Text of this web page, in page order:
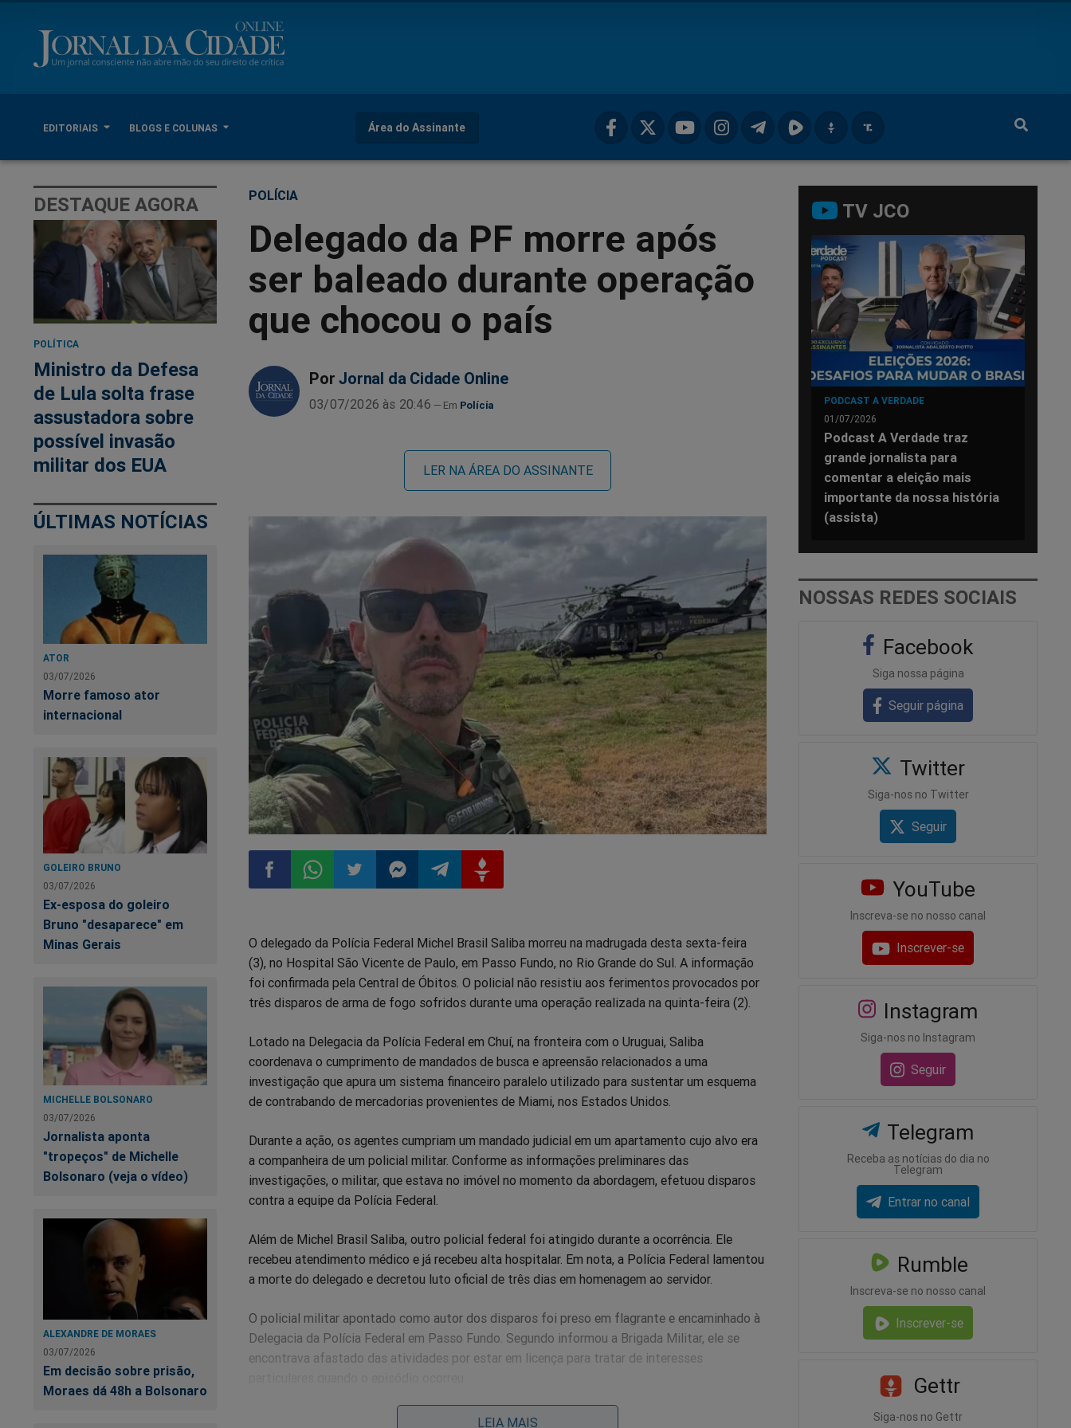
EDITORIAIS BLOGS E COLUNAS Área do Assinante
DESTAQUE AGORA
POLÍTICA
Ministro da Defesa
de Lula solta frase
assustadora sobre
possível invasão
militar dos EUA
ÚLTIMAS NOTÍCIAS
ATOR
03/07/2026
Morre famoso ator
internacional
GOLEIRO BRUNO
03/07/2026
Ex-esposa do goleiro
Bruno "desaparece" em
Minas Gerais
MICHELLE BOLSONARO
03/07/2026
Jornalista aponta
"tropeços" de Michelle
Bolsonaro (veja o vídeo)
ALEXANDRE DE MORAES
03/07/2026
Em decisão sobre prisão,
Moraes dá 48h a Bolsonaro
POLÍCIA
Delegado da PF morre após
ser baleado durante operação
que chocou o país
Por Jornal da Cidade Online
03/07/2026 às 20:46 Polícia
LER NA ÁREA DO ASSINANTE
no
Facebook
no
Whatsapp
no
Twitter
no
Messenger
no
Telegram
no
Gettr
O delegado da Polícia Federal Michel Brasil Saliba morreu na madrugada desta sexta-feira
(3), no Hospital São Vicente de Paulo, em Passo Fundo, no Rio Grande do Sul. A informação
foi confirmada pela Central de Óbitos. O policial não resistiu aos ferimentos provocados por
três disparos de arma de fogo sofridos durante uma operação realizada na quinta-feira (2).
Lotado na Delegacia da Polícia Federal em Chuí, na fronteira com o Uruguai, Saliba
coordenava o cumprimento de mandados de busca e apreensão relacionados a uma
investigação que apura um sistema financeiro paralelo utilizado para sustentar um esquema
de contrabando de mercadorias provenientes de Miami, nos Estados Unidos.
Durante a ação, os agentes cumpriam um mandado judicial em um apartamento cujo alvo era
a companheira de um policial militar. Conforme as informações preliminares das
investigações, o militar, que estava no imóvel no momento da abordagem, efetuou disparos
contra a equipe da Polícia Federal.
Além de Michel Brasil Saliba, outro policial federal foi atingido durante a ocorrência. Ele
recebeu atendimento médico e já recebeu alta hospitalar. Em nota, a Polícia Federal lamentou
a morte do delegado e decretou luto oficial de três dias em homenagem ao servidor.
O policial militar apontado como autor dos disparos foi preso em flagrante e encaminhado à
Delegacia da Polícia Federal em Passo Fundo. Segundo informou a Brigada Militar, ele se
encontrava afastado das atividades por estar em licença para tratar de interesses
A investigação permanece sob responsabilidade da Polícia Federal, enquanto a Corregedoria-
LEIA MAIS
TV JCO
PODCAST A VERDADE
01/07/2026
Podcast A Verdade traz
grande jornalista para
comentar a eleição mais
importante da nossa história
(assista)
NOSSAS REDES SOCIAIS
Facebook
Siga nossa página
Seguir página
Twitter
Siga-nos no Twitter
Seguir
YouTube
Inscreva-se no nosso canal
Inscrever-se
Instagram
Siga-nos no Instagram
Seguir
Telegram
Receba as notícias do dia no
Telegram
Entrar no canal
Rumble
Inscreva-se no nosso canal
Inscrever-se
Gettr
Siga-nos no Gettr